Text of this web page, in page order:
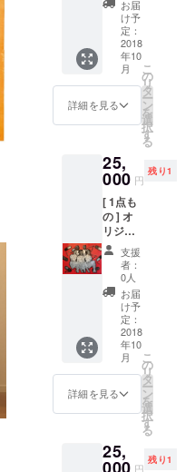
入) + 心
を込め
たお礼
のお手
紙 + ス
テッ
カー1枚
ル(写真
付)
s) F6 :
41cm x
31.8cm
シルク
スク
リー
ン、ス
プ
レー、
ターカ
ラー ペ
イント
キャン
バス / 直
筆サイ
ン入 +
ポスト
カード
(大)1枚
絵柄ラ
ンダム
(直筆サ
イン入)
+ 心を
込めた
お礼の
カー1枚
+ 現場
お届
け予
定：
2018
年10
月
詳細を見る
こ
の
リ
タ
ー
ン
を
選
択
す
る
25,
000 円
残り1
[ 1点も
の ] オ
リジナ
ル ペイ
ント作
(canva
s) F6 :
41cm x
31.8cm
シルク
スク
リー
ン、ス
プレー
ペイン
ンバス /
直筆サ
支援
者：
0人
お届
け予
定：
2018
年10
月
詳細を見る
こ
の
リ
タ
ー
ン
を
選
択
す
る
25,
000 円
残り1